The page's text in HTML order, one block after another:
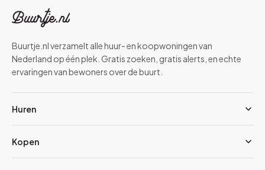
Buurtje.nl verzamelt alle huur- en koopwoningen van
Nederland op één plek. Gratis zoeken, gratis alerts, en echte
ervaringen van bewoners over de buurt.
Huren
Kopen